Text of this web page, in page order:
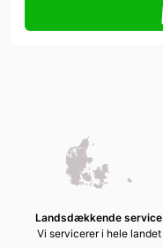
Landsdækkende service
Vi servicerer i hele landet